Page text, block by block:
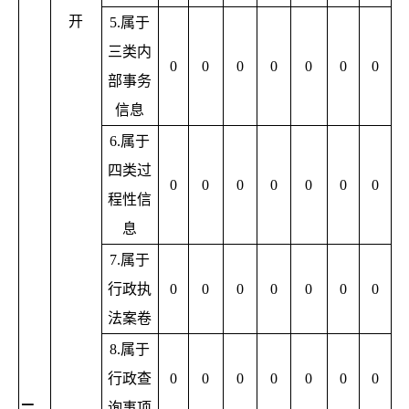
开
5.属于
三类内
部事务
信息
0 0 0 0 0 0 0
6.属于
四类过
程性信
息
0 0 0 0 0 0 0
7.属于
行政执
法案卷
0 0 0 0 0 0 0
8.属于
行政查
0 0 0 0 0 0 0